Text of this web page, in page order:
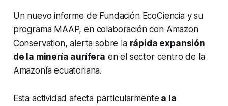
Un nuevo informe de Fundación EcoCiencia y su
programa MAAP, en colaboración con Amazon
Conservation, alerta sobre la rápida expansión
de la minería aurífera en el sector centro de la
Amazonía ecuatoriana.
Esta actividad afecta particularmente a la